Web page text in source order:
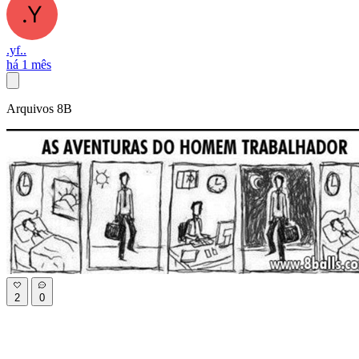
.yf..
há 1 mês
Arquivos 8B
2 0